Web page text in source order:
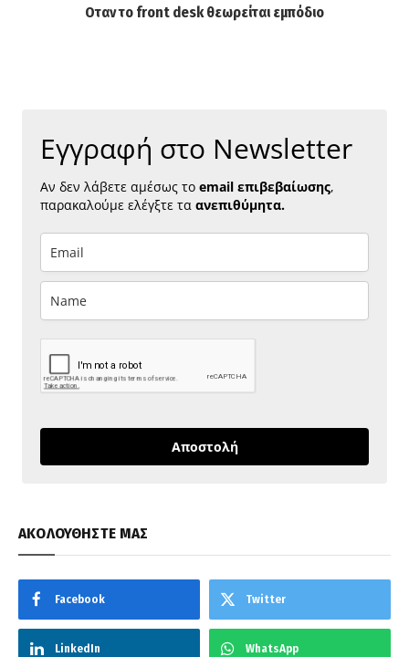
Οταν το front desk θεωρείται εμπόδιο
Εγγραφή στο Newsletter
Αν δεν λάβετε αμέσως το email επιβεβαίωσης,
παρακαλούμε ελέγξτε τα ανεπιθύμητα.
Αποστολή
ΑΚΟΛΟΥΘΗΣΤΕ ΜΑΣ
Facebook Twitter
LinkedIn WhatsApp